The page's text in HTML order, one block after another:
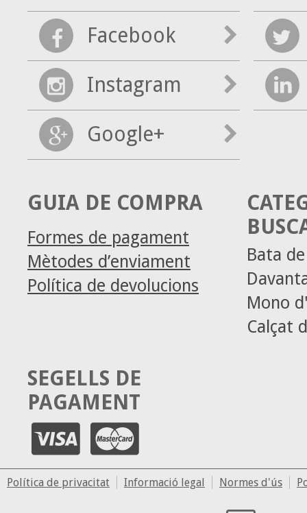
Facebook
Instagram
Google+
GUIA DE COMPRA
Formes de pagament
Mètodes d’enviament
Política de devolucions
Bata
Mono
Calçat
SEGELLS DE
PAGAMENT
Política de privacitat Informació legal Normes d'ús